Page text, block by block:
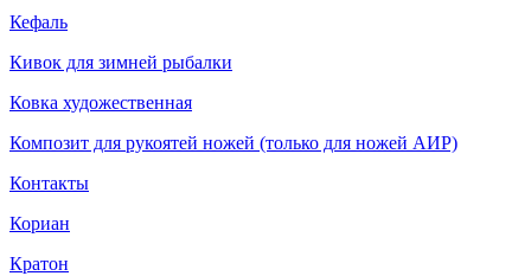
Кефаль
Кивок для зимней рыбалки
Ковка художественная
Композит для рукоятей ножей (только для ножей АИР)
Контакты
Кориан
Кратон